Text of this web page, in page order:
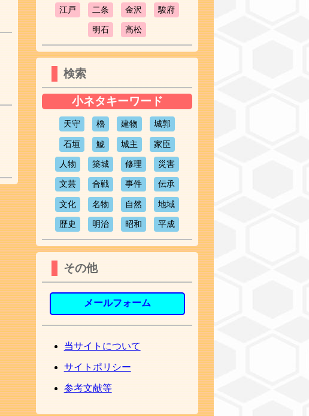
江戸 二条 金沢 駿府
明石 高松
検索
小ネタキーワード
天守 櫓 建物 城郭
石垣 鯱 城主 家臣
人物 築城 修理 災害
文芸 合戦 事件 伝承
文化 名物 自然 地域
歴史 明治 昭和 平成
その他
メールフォーム
当サイトについて
サイトポリシー
参考文献等